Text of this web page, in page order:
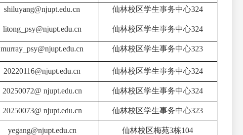
shiluyang@njupt.edu.cn 仙林校区学生事务中心324
litong_psy@njupt.edu.cn 仙林校区学生事务中心324
murray_psy@njupt.edu.cn 仙林校区学生事务中心323
20220116@njupt.edu.cn 仙林校区学生事务中心324
20250072@ njupt.edu.cn 仙林校区学生事务中心324
20250073@ njupt.edu.cn 仙林校区学生事务中心323
yegang@njupt.edu.cn 仙林校区梅苑3栋104